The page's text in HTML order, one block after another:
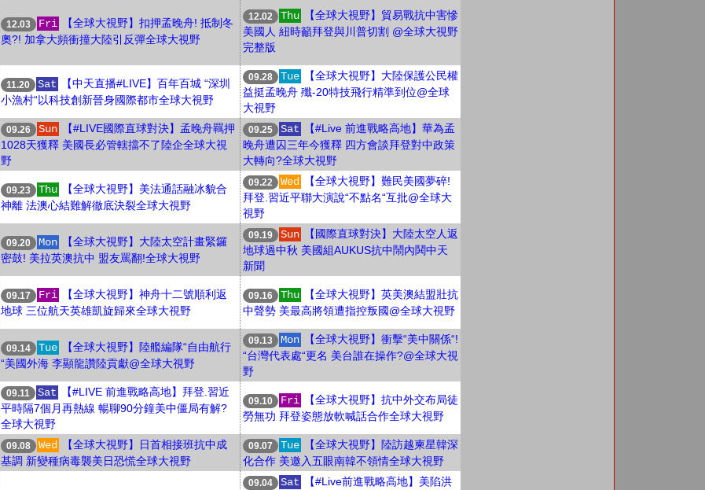
12.03 Fri
【全球大視野】扣押孟晚舟! 抵制冬
奧?! 加拿大頻衝撞大陸引反彈全球大視野
12.02 Thu
【全球大視野】貿易戰抗中害慘
美國人 紐時籲拜登與川普切割 @全球大視野
完整版
11.20 Sat
【中天直播#LIVE】百年百城 “深圳
小漁村“以科技創新晉身國際都市全球大視野
09.28 Tue
【全球大視野】大陸保護公民權
益挺孟晚舟 殲-20特技飛行精準到位@全球
大視野
09.26 Sun
【#LIVE國際直球對決】孟晚舟羈押
1028天獲釋 美國長必管轄擋不了陸企全球大視
野
09.25 Sat
【#Live 前進戰略高地】華為孟
晚舟遭囚三年今獲釋 四方會談拜登對中政策
大轉向?全球大視野
09.23 Thu
【全球大視野】美法通話融冰貌合
神離 法澳心結難解徹底決裂全球大視野
09.22 Wed
【全球大視野】難民美國夢碎!
拜登.習近平聯大演說“不點名“互批@全球大
視野
09.20 Mon
【全球大視野】大陸太空計畫緊鑼
密鼓! 美拉英澳抗中 盟友罵翻!全球大視野
09.19 Sun
【國際直球對決】大陸太空人返
地球過中秋 美國組AUKUS抗中鬧內鬨中天
新聞
09.17 Fri
【全球大視野】神舟十二號順利返
地球 三位航天英雄凱旋歸來全球大視野
09.16 Thu
【全球大視野】英美澳結盟壯抗
中聲勢 美最高將領遭指控叛國@全球大視野
09.14 Tue
【全球大視野】陸艦編隊“自由航行
“美國外海 李顯龍讚陸貢獻@全球大視野
09.13 Mon
【全球大視野】衝擊“美中關係“!
“台灣代表處“更名 美台誰在操作?@全球大視
野
09.11 Sat
【#LIVE 前進戰略高地】拜登.習近
平時隔7個月再熱線 暢聊90分鐘美中僵局有解?
全球大視野
09.10 Fri
【全球大視野】抗中外交布局徒
勞無功 拜登姿態放軟喊話合作全球大視野
09.08 Wed
【全球大視野】日首相接班抗中成
基調 新變種病毒襲美日恐慌全球大視野
09.07 Tue
【全球大視野】陸訪越柬星韓深
化合作 美邀入五眼南韓不領情全球大視野
09.04 Sat
【#Live前進戰略高地】美陷洪